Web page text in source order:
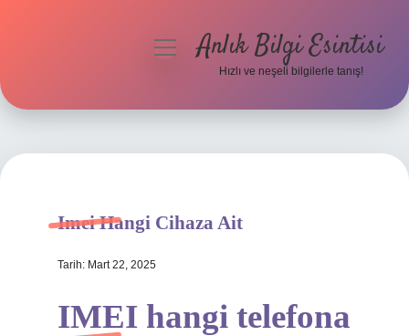
Hakkımızda
menüyüAnlık Bilgi Esintisi
Hızlı ve neşeli bilgilerle tanış!
Imei Hangi Cihaza Ait
Tarih: Mart 22, 2025
IMEI hangi telefona